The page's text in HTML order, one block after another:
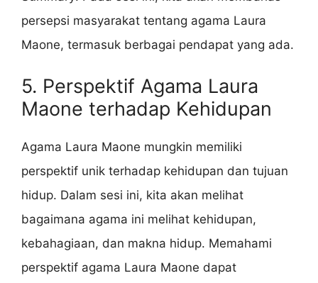
persepsi masyarakat tentang agama Laura
Maone, termasuk berbagai pendapat yang ada.
5. Perspektif Agama Laura
Maone terhadap Kehidupan
Agama Laura Maone mungkin memiliki
perspektif unik terhadap kehidupan dan tujuan
hidup. Dalam sesi ini, kita akan melihat
bagaimana agama ini melihat kehidupan,
kebahagiaan, dan makna hidup. Memahami
perspektif agama Laura Maone dapat